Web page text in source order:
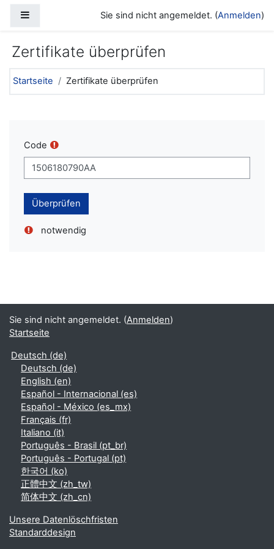
Website-ÜbersichtSie sind nicht angemeldet. (Anmelden)
Zertifikate überprüfen
Startseite Zertifikate überprüfen
Code
notwendig
Sie sind nicht angemeldet. (Anmelden)
Startseite
Deutsch ‎(de)‎
Deutsch ‎(de)‎
English ‎(en)‎
Español - Internacional ‎(es)‎
Español - México ‎(es_mx)‎
Français ‎(fr)‎
Italiano ‎(it)‎
Português - Brasil ‎(pt_br)‎
Português - Portugal ‎(pt)‎
한국어 ‎(ko)‎
正體中文 ‎(zh_tw)‎
简体中文 ‎(zh_cn)‎
Unsere Datenlöschfristen
Standarddesign